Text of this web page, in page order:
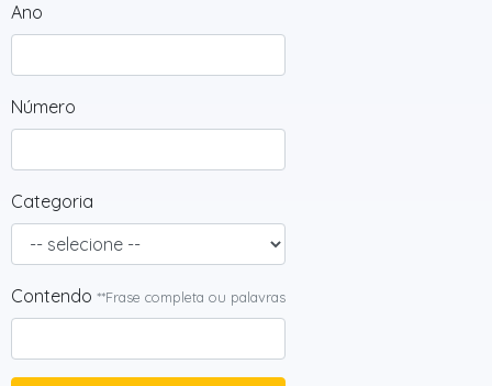
Ano
Número
Categoria
Contendo **Frase completa ou palavras